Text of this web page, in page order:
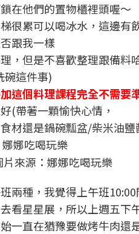
在他們的置物櫃裡頭喔～
很累可以喝冰水，這邊有
跟我一樣
，但是不喜歡整理跟備料
碗這件事)
這個料理課程完全不需要
(帶著一顆愉快心情，
材還是鍋碗瓢盆/柴米油
來源：娜娜吃喝玩樂
兩種，我覺得上午班
看星星展，所以上週五下
一直在猶豫要做烤牛肉還